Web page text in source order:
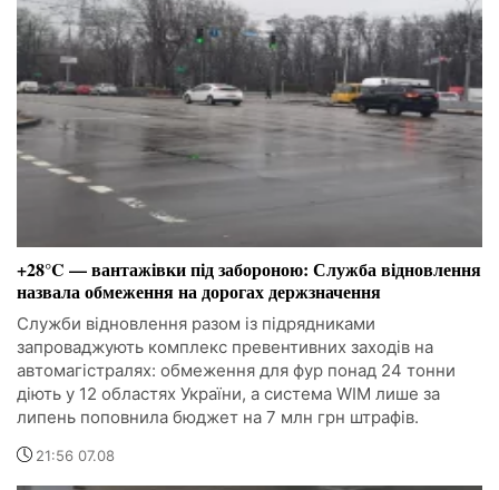
+28°C — вантажівки під забороною: Служба відновлення
назвала обмеження на дорогах держзначення
Служби відновлення разом із підрядниками
запроваджують комплекс превентивних заходів на
автомагістралях: обмеження для фур понад 24 тонни
діють у 12 областях України, а система WIM лише за
липень поповнила бюджет на 7 млн грн штрафів.
21:56 07.08